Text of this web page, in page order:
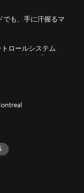
でも、手に汗握るマ
ロールシステム
。武器の重みや攻